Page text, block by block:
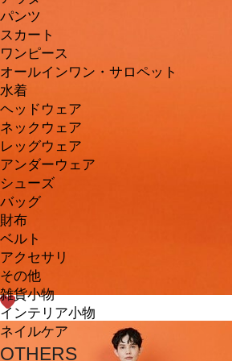
パンツ
スカート
ワンピース
オールインワン・サロペット
水着
ヘッドウェア
ネックウェア
レッグウェア
アンダーウェア
シューズ
バッグ
財布
ベルト
アクセサリ
その他
雑貨小物
インテリア小物
ネイルケア
OTHERS